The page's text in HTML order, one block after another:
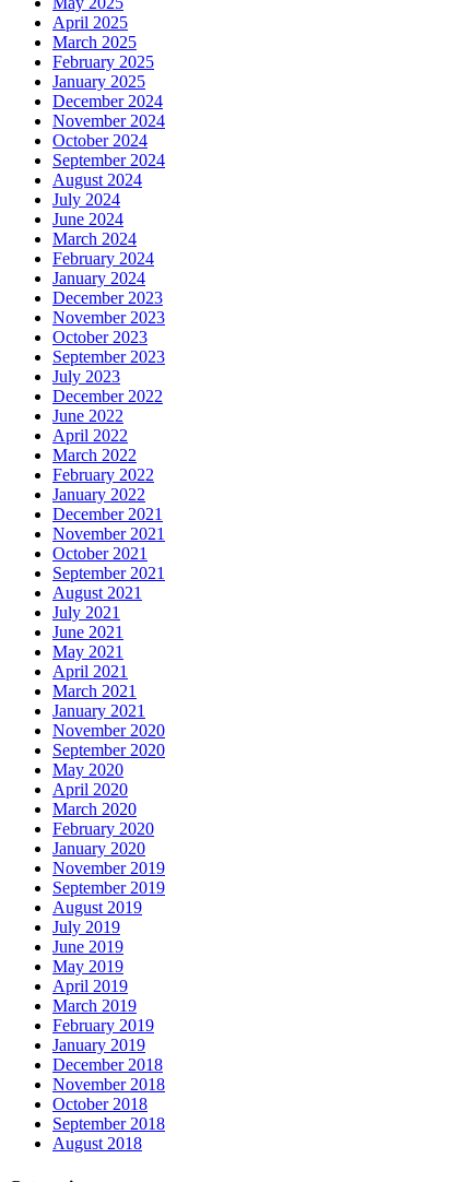
April 2025
March 2025
February 2025
January 2025
December 2024
November 2024
October 2024
September 2024
August 2024
July 2024
June 2024
March 2024
February 2024
January 2024
December 2023
November 2023
October 2023
September 2023
July 2023
December 2022
June 2022
April 2022
March 2022
February 2022
January 2022
December 2021
November 2021
October 2021
September 2021
August 2021
July 2021
June 2021
May 2021
April 2021
March 2021
January 2021
November 2020
September 2020
May 2020
April 2020
March 2020
February 2020
January 2020
November 2019
September 2019
August 2019
July 2019
June 2019
May 2019
April 2019
March 2019
February 2019
January 2019
December 2018
November 2018
October 2018
September 2018
August 2018